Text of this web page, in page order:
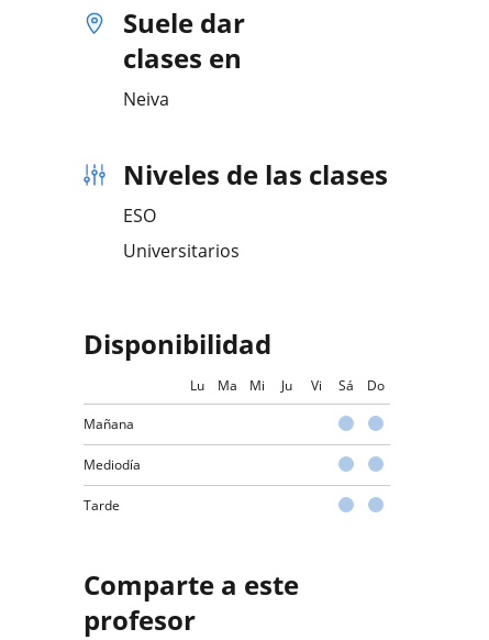
Suele dar
clases en
Neiva
Niveles de las clases
ESO
Universitarios
Disponibilidad
Lu Ma Mi Ju Vi Sá Do
Mañana
Mediodía
Tarde
Comparte a este
profesor